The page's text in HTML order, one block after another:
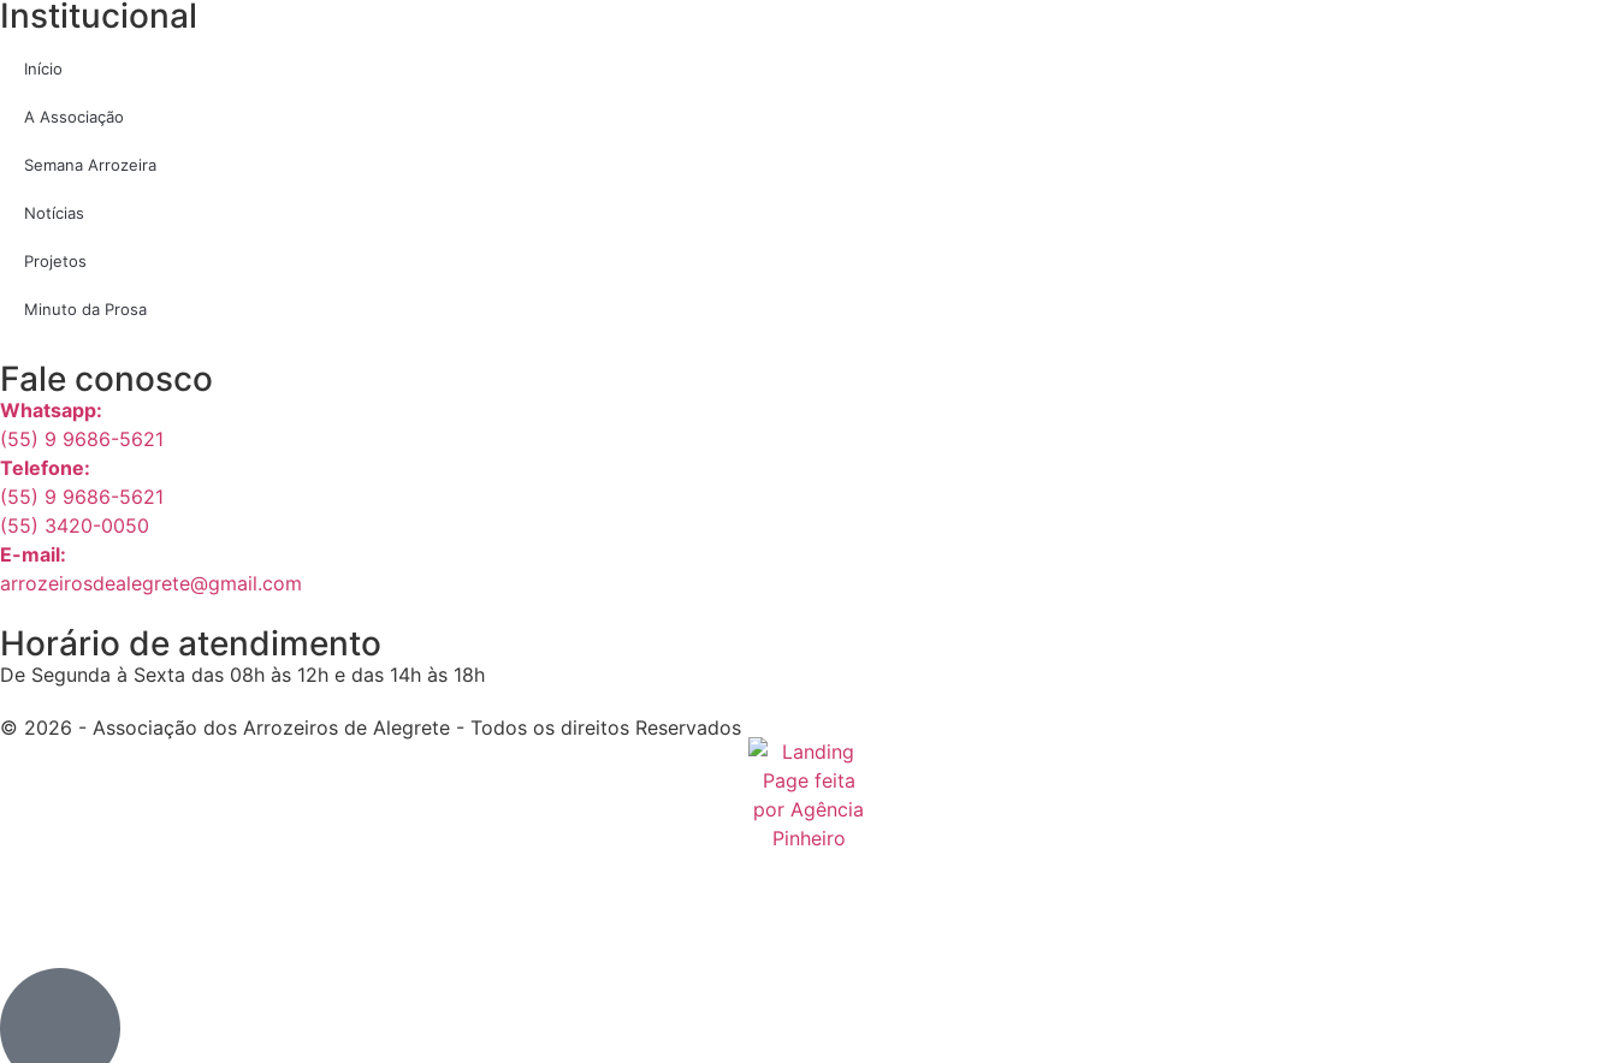
Institucional
Início
A Associação
Semana Arrozeira
Notícias
Projetos
Minuto da Prosa
Fale conosco
Whatsapp:
(55) 9 9686-5621
Telefone:
(55) 9 9686-5621
(55) 3420-0050
E-mail:
arrozeirosdealegrete@gmail.com
Horário de atendimento
De Segunda à Sexta das 08h às 12h e das 14h às 18h
© 2026 - Associação dos Arrozeiros de Alegrete - Todos os direitos Reservados